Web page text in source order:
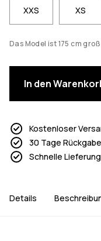
XXS XS
Das Model ist 175 cm
In den
Kostenloser
30 Tage
Schnelle Lieferung
Details